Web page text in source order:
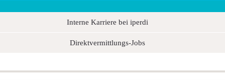
Interne Karriere bei iperdi
Direktvermittlungs-Jobs